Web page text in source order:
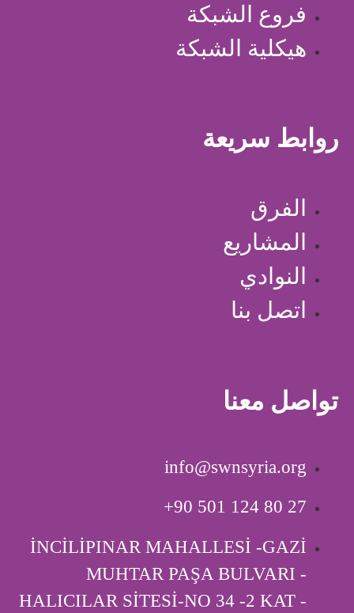
فروع الشبكة
هيكلية الشبكة
روابط سريعة
الفرق
المشاريع
النوادي
اتصل بنا
تواصل معنا
info@swnsyria.org
‎+90 501 124 80 27
İNCİLİPINAR MAHALLESİ -GAZİ
MUHTAR PAŞA BULVARI -
HALICILAR SİTESİ-NO 34 -2 KAT -